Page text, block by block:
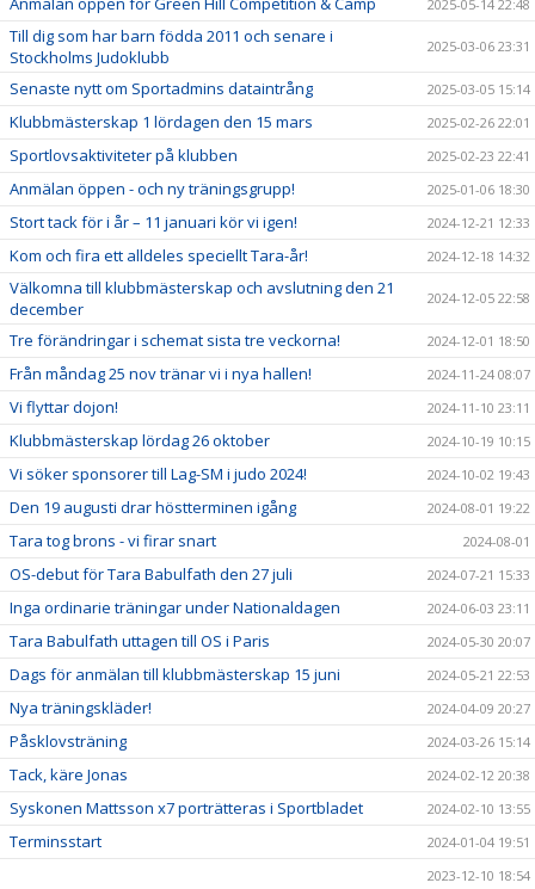
2025-05-14 22:48
Till dig som har barn födda 2011 och senare i
Stockholms Judoklubb
2025-03-06 23:31
Senaste nytt om Sportadmins dataintrång 2025-03-05 15:14
Klubbmästerskap 1 lördagen den 15 mars 2025-02-26 22:01
Sportlovsaktiviteter på klubben 2025-02-23 22:41
Anmälan öppen - och ny träningsgrupp! 2025-01-06 18:30
Stort tack för i år – 11 januari kör vi igen! 2024-12-21 12:33
Kom och fira ett alldeles speciellt Tara-år! 2024-12-18 14:32
Välkomna till klubbmästerskap och avslutning den 21
december
2024-12-05 22:58
Tre förändringar i schemat sista tre veckorna! 2024-12-01 18:50
Från måndag 25 nov tränar vi i nya hallen! 2024-11-24 08:07
Vi flyttar dojon! 2024-11-10 23:11
Klubbmästerskap lördag 26 oktober 2024-10-19 10:15
Vi söker sponsorer till Lag-SM i judo 2024! 2024-10-02 19:43
Den 19 augusti drar höstterminen igång 2024-08-01 19:22
Tara tog brons - vi firar snart 2024-08-01
OS-debut för Tara Babulfath den 27 juli 2024-07-21 15:33
Inga ordinarie träningar under Nationaldagen 2024-06-03 23:11
Tara Babulfath uttagen till OS i Paris 2024-05-30 20:07
Dags för anmälan till klubbmästerskap 15 juni 2024-05-21 22:53
Nya träningskläder! 2024-04-09 20:27
Påsklovsträning 2024-03-26 15:14
Tack, käre Jonas 2024-02-12 20:38
Syskonen Mattsson x7 porträtteras i Sportbladet 2024-02-10 13:55
Terminsstart
2024-01-04 19:51
2023-12-10 18:54